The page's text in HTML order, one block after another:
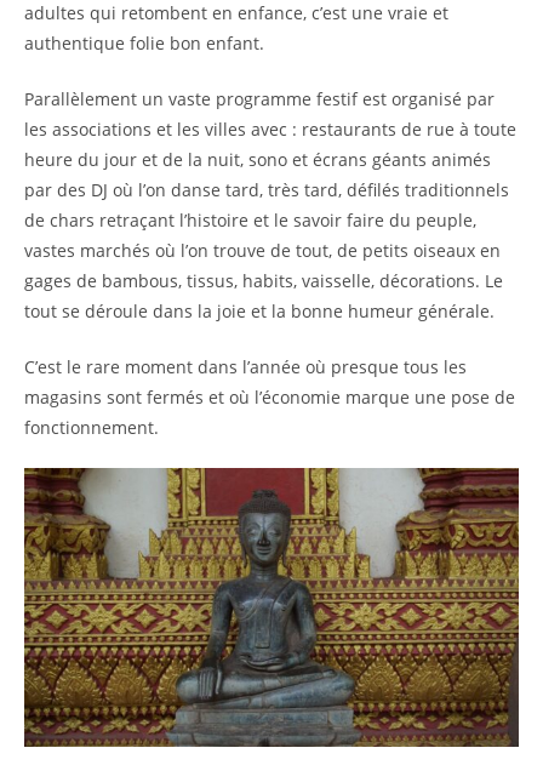
adultes qui retombent en enfance, c’est une vraie et
authentique folie bon enfant.
Parallèlement un vaste programme festif est organisé par
les associations et les villes avec : restaurants de rue à toute
heure du jour et de la nuit, sono et écrans géants animés
par des DJ où l’on danse tard, très tard, défilés traditionnels
de chars retraçant l’histoire et le savoir faire du peuple,
vastes marchés où l’on trouve de tout, de petits oiseaux en
gages de bambous, tissus, habits, vaisselle, décorations. Le
tout se déroule dans la joie et la bonne humeur générale.
C’est le rare moment dans l’année où presque tous les
magasins sont fermés et où l’économie marque une pose de
fonctionnement.